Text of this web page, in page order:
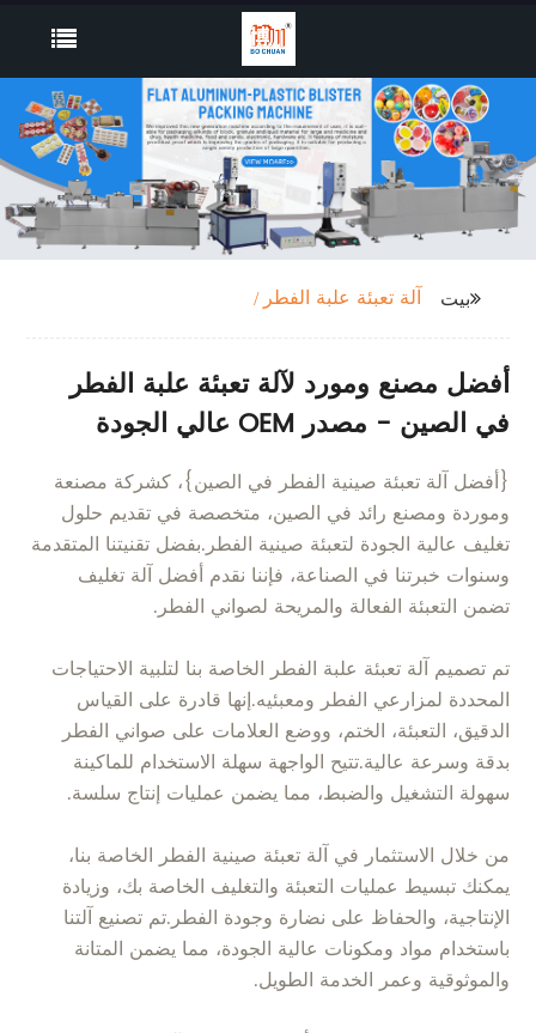
بيت آلة تعبئة علبة الفطر
أفضل مصنع ومورد لآلة تعبئة علبة الفطر
في الصين - مصدر OEM عالي الجودة
{أفضل آلة تعبئة صينية الفطر في الصين}، كشركة مصنعة
وموردة ومصنع رائد في الصين، متخصصة في تقديم حلول
تغليف عالية الجودة لتعبئة صينية الفطر.بفضل تقنيتنا المتقدمة
وسنوات خبرتنا في الصناعة، فإننا نقدم أفضل آلة تغليف
تضمن التعبئة الفعالة والمريحة لصواني الفطر.
تم تصميم آلة تعبئة علبة الفطر الخاصة بنا لتلبية الاحتياجات
المحددة لمزارعي الفطر ومعبئيه.إنها قادرة على القياس
الدقيق، التعبئة، الختم، ووضع العلامات على صواني الفطر
بدقة وسرعة عالية.تتيح الواجهة سهلة الاستخدام للماكينة
سهولة التشغيل والضبط، مما يضمن عمليات إنتاج سلسة.
من خلال الاستثمار في آلة تعبئة صينية الفطر الخاصة بنا،
يمكنك تبسيط عمليات التعبئة والتغليف الخاصة بك، وزيادة
الإنتاجية، والحفاظ على نضارة وجودة الفطر.تم تصنيع آلتنا
باستخدام مواد ومكونات عالية الجودة، مما يضمن المتانة
والموثوقية وعمر الخدمة الطويل.